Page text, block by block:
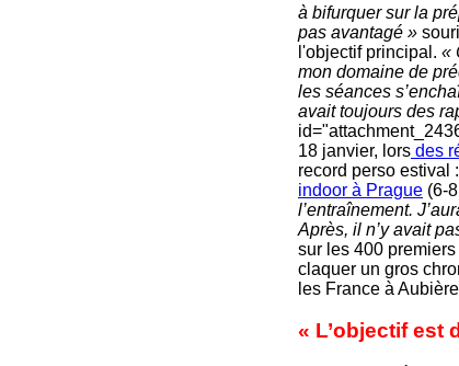
à bifurquer sur la
pas avantagé »
l'objectif principal. «
mon domaine de
les séances
avait toujours des
18 janvier, lors des
record perso estival
indoor à Prague (6-
l’entraînement.
Après, il n’y avait
sur les 400
claquer un gros
les France à
« L’objectif est